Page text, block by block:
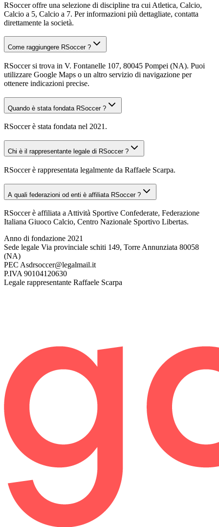
RSoccer offre una selezione di discipline tra cui Atletica, Calcio,
Calcio a 5, Calcio a 7. Per informazioni più dettagliate, contatta
direttamente la società.
Come raggiungere RSoccer ?
RSoccer si trova in V. Fontanelle 107, 80045 Pompei (NA). Puoi
utilizzare Google Maps o un altro servizio di navigazione per
ottenere indicazioni precise.
Quando è stata fondata RSoccer ?
RSoccer è stata fondata nel 2021.
Chi è il rappresentante legale di RSoccer ?
RSoccer è rappresentata legalmente da Raffaele Scarpa.
A quali federazioni od enti è affiliata RSoccer ?
RSoccer è affiliata a Attività Sportive Confederate, Federazione
Italiana Giuoco Calcio, Centro Nazionale Sportivo Libertas.
Anno di fondazione 2021
Sede legale Via provinciale schiti 149, Torre Annunziata 80058
(NA)
PEC Asdrsoccer@legalmail.it
P.IVA 90104120630
Legale rappresentante Raffaele Scarpa